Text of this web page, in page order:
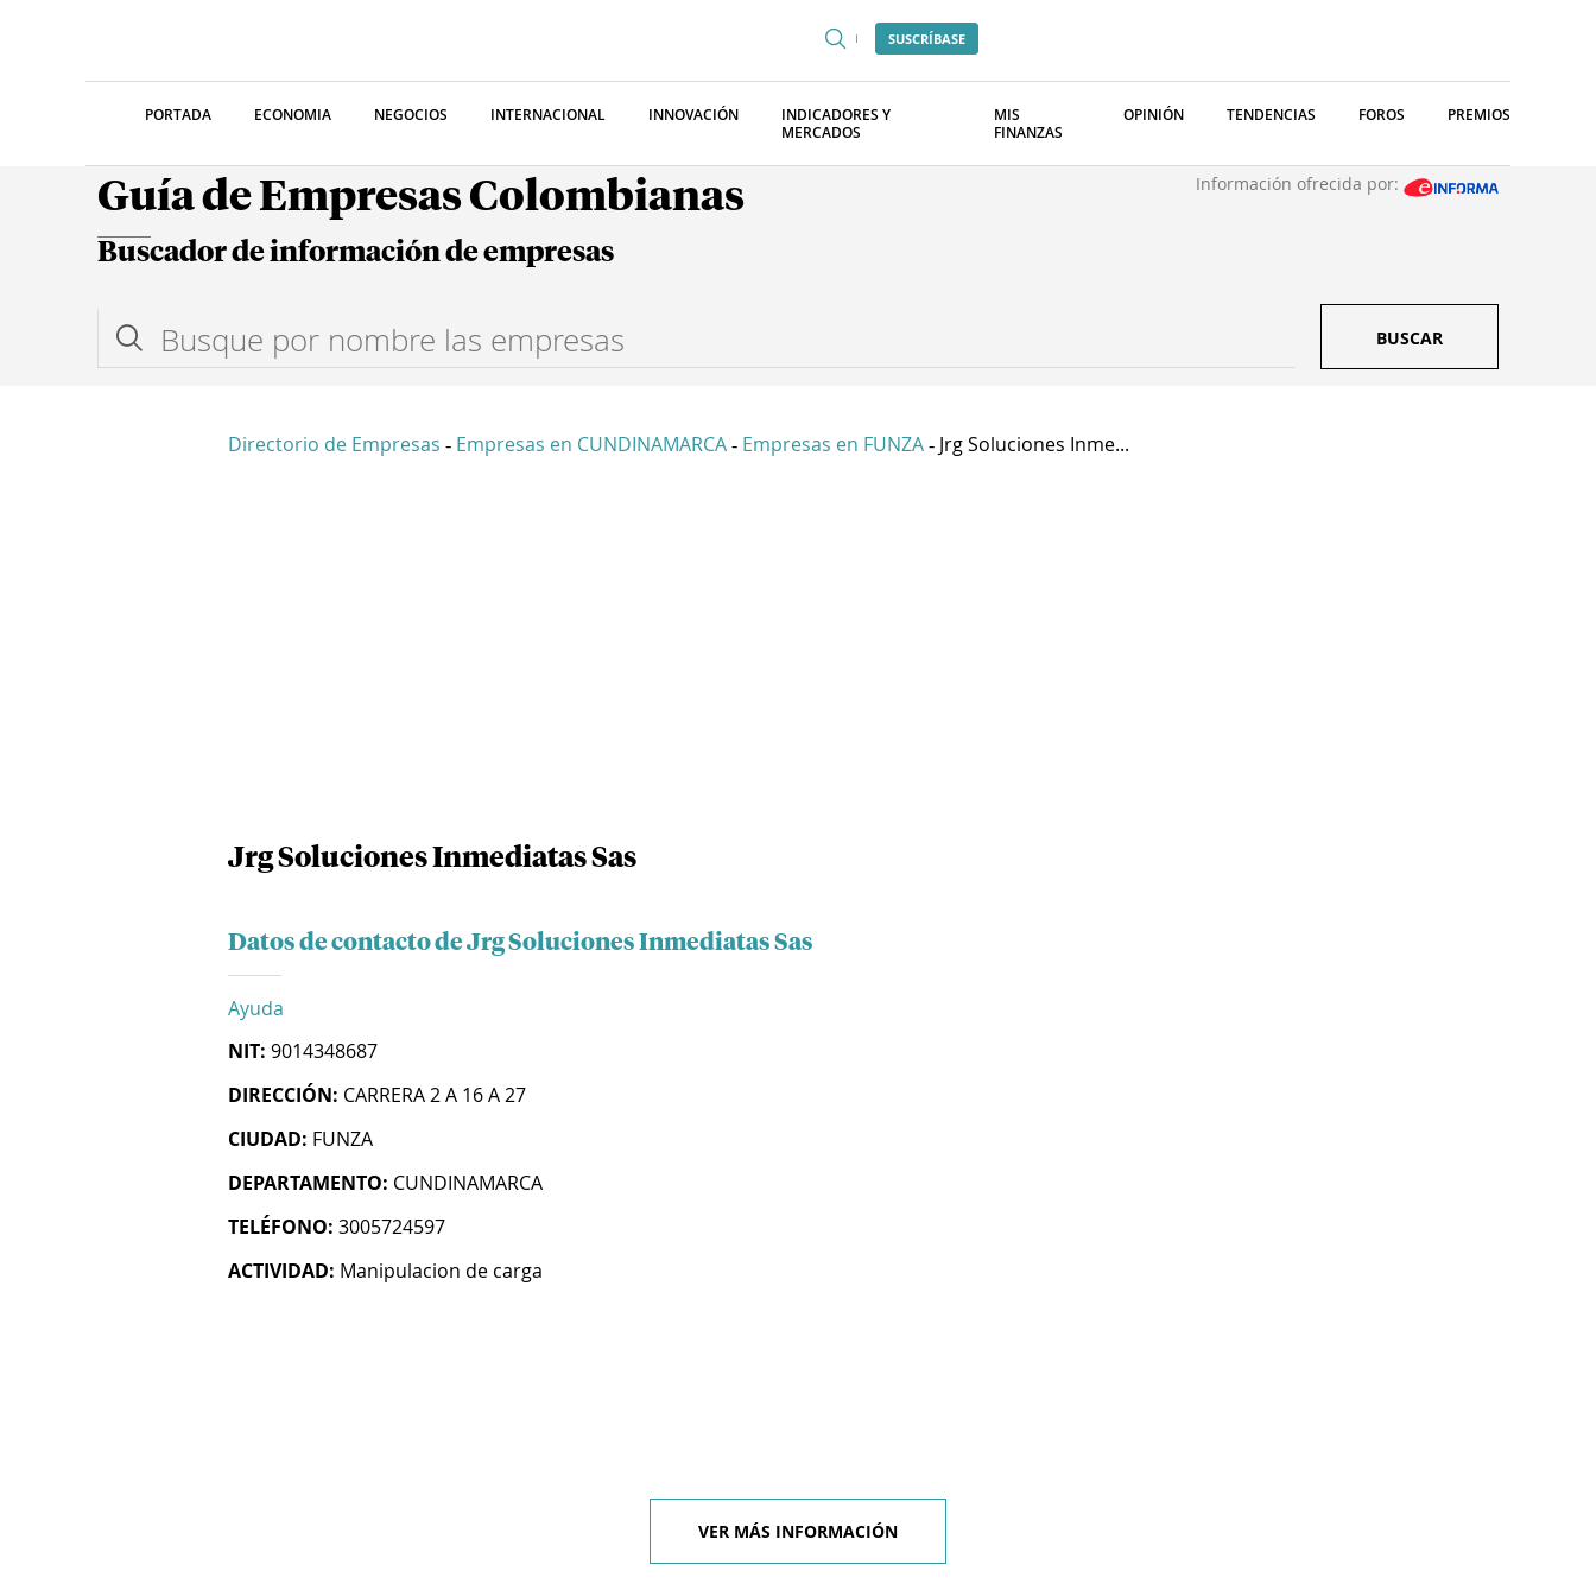
SUSCRÍBASE
PORTADA ECONOMIA NEGOCIOS INTERNACIONAL INNOVACIÓN
INDICADORES Y
MERCADOS
MIS
FINANZAS
OPINIÓN TENDENCIAS FOROS PREMIOS
Guía de Empresas Colombianas Información ofrecida por:
Buscador de información de empresas
BUSCAR
Directorio de Empresas - Empresas en CUNDINAMARCA - Empresas en FUNZA - Jrg Soluciones Inme...
Jrg Soluciones Inmediatas Sas
Datos de contacto de Jrg Soluciones Inmediatas Sas
Ayuda
NIT: 9014348687
DIRECCIÓN: CARRERA 2 A 16 A 27
CIUDAD: FUNZA
DEPARTAMENTO: CUNDINAMARCA
TELÉFONO: 3005724597
ACTIVIDAD: Manipulacion de carga
VER MÁS INFORMACIÓN